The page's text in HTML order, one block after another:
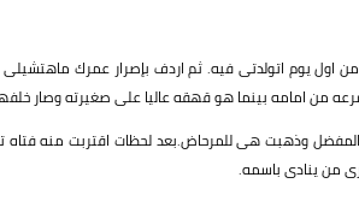
يوم اتولدتى فيه. ثم اردف بإصرار عمرك ماهتشيلى
من امامه بينما هو قهقه عاليا على صغيرته وصار
وذهبت هى للمرحاض.بعد لحظات اقتربت منه
من ينادى باسمه.